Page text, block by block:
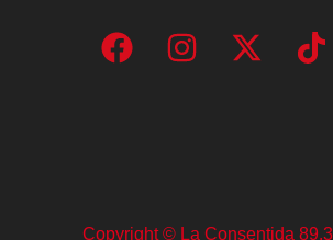
Copyright © La Consentida